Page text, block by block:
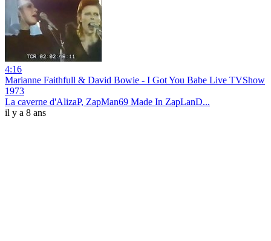
4:16
Marianne Faithfull & David Bowie - I Got You Babe Live TVShow
1973
La caverne d'AlizaP, ZapMan69 Made In ZapLanD...
il y a 8 ans